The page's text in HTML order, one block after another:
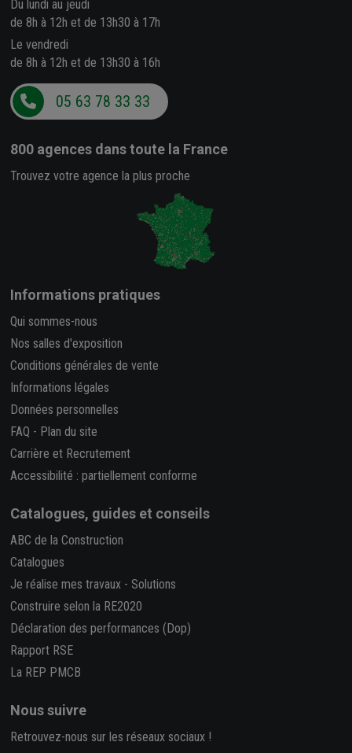
Du lundi au jeudi
de 8h à 12h et de 13h30 à 17h
Le vendredi
de 8h à 12h et de 13h30 à 16h
05 63 78 33 33
800 agences dans toute la France
Trouvez votre agence la plus proche
Informations pratiques
Qui sommes-nous
Nos salles d'exposition
Conditions générales de vente
Informations légales
Données personnelles
FAQ - Plan du site
Carrière et Recrutement
Accessibilité : partiellement conforme
Catalogues, guides et conseils
ABC de la Construction
Catalogues
Je réalise mes travaux - Solutions
Construire selon la RE2020
Déclaration des performances (Dop)
Rapport RSE
La REP PMCB
Nous suivre
Retrouvez-nous sur les réseaux sociaux !